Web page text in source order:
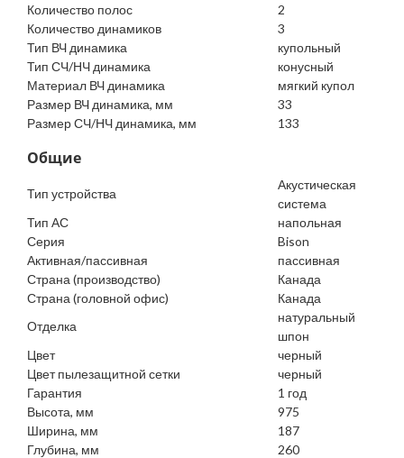
Количество полос
2
Количество динамиков
3
Тип ВЧ динамика
купольный
Тип СЧ/НЧ динамика
конусный
Материал ВЧ динамика
мягкий купол
Размер ВЧ динамика, мм
33
Размер СЧ/НЧ динамика, мм
133
Общие
Тип устройства
Акустическая
система
Тип АС
напольная
Серия
Bison
Активная/пассивная
пассивная
Страна (производство)
Канада
Страна (головной офис)
Канада
Отделка
натуральный
шпон
Цвет
черный
Цвет пылезащитной сетки
черный
Гарантия
1 год
Высота, мм
975
Ширина, мм
187
Глубина, мм
260